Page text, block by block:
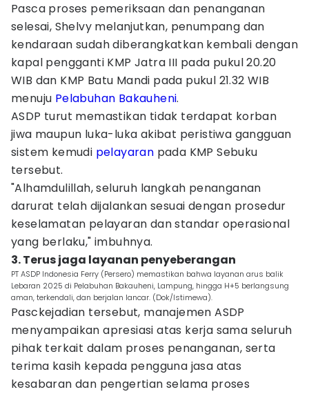
Pasca proses pemeriksaan dan penanganan
selesai, Shelvy melanjutkan, penumpang dan
kendaraan sudah diberangkatkan kembali dengan
kapal pengganti KMP Jatra III pada pukul 20.20
WIB dan KMP Batu Mandi pada pukul 21.32 WIB
menuju Pelabuhan Bakauheni.
ASDP turut memastikan tidak terdapat korban
jiwa maupun luka-luka akibat peristiwa gangguan
sistem kemudi pelayaran pada KMP Sebuku
tersebut.
"Alhamdulillah, seluruh langkah penanganan
darurat telah dijalankan sesuai dengan prosedur
keselamatan pelayaran dan standar operasional
yang berlaku," imbuhnya.
3. Terus jaga layanan penyeberangan
PT ASDP Indonesia Ferry (Persero) memastikan bahwa layanan arus balik
Lebaran 2025 di Pelabuhan Bakauheni, Lampung, hingga H+5 berlangsung
aman, terkendali, dan berjalan lancar. (Dok/Istimewa).
Pasckejadian tersebut, manajemen ASDP
menyampaikan apresiasi atas kerja sama seluruh
pihak terkait dalam proses penanganan, serta
terima kasih kepada pengguna jasa atas
kesabaran dan pengertian selama proses